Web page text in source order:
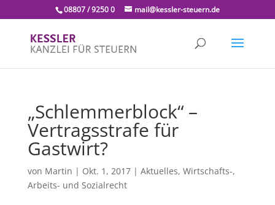
08807 / 9250 0 mail@kessler-steuern.de
„Schlemmerblock“ –
Vertragsstrafe für
Gastwirt?
von Martin | Okt. 1, 2017| Aktuelles, Wirtschafts-,
Arbeits- und Sozialrecht